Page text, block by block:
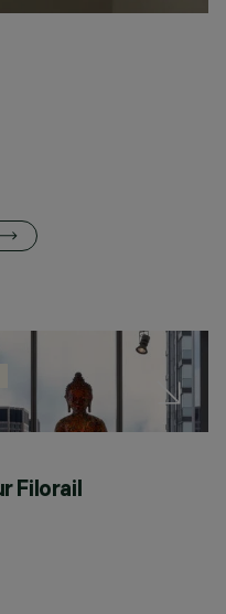
Filorail